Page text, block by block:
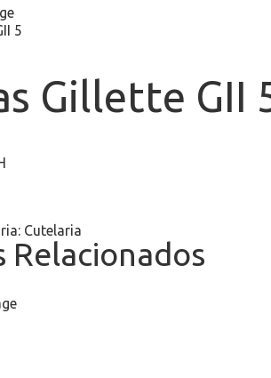
Gillette GII
Cutelaria
Relacionados